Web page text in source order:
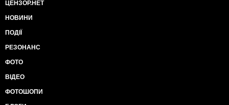
ЦЕНЗОР.НЕТ
НОВИНИ
ПОДІЇ
РЕЗОНАНС
ФОТО
ВІДЕО
ФОТОШОПИ